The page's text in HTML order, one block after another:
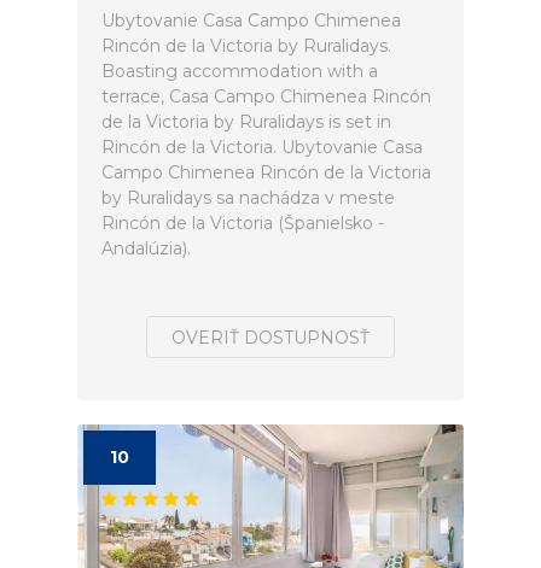
Ubytovanie Casa Campo Chimenea
Rincón de la Victoria by Ruralidays.
Boasting accommodation with a
terrace, Casa Campo Chimenea Rincón
de la Victoria by Ruralidays is set in
Rincón de la Victoria. Ubytovanie Casa
Campo Chimenea Rincón de la Victoria
by Ruralidays sa nachádza v meste
Rincón de la Victoria (Španielsko -
Andalúzia).
OVERIŤ DOSTUPNOSŤ
10